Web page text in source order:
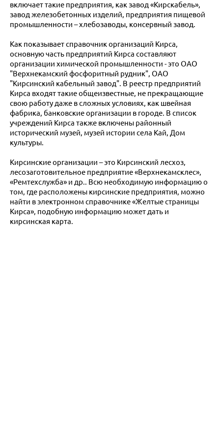
включает такие предприятия, как завод «Кирскабель»,
завод железобетонных изделий, предприятия пищевой
промышленности – хлебозаводы, консервный завод.
Как показывает справочник организаций Кирса,
основную часть предприятий Кирса составляют
организации химической промышленности - это ОАО
"Верхнекамский фосфоритный рудник", ОАО
"Кирсинский кабельный завод". В реестр предприятий
Кирса входят такие общеизвестные, не прекращающие
свою работу даже в сложных условиях, как швейная
фабрика, банковские организации в городе. В список
учреждений Кирса также включены районный
исторический музей, музей истории села Кай, Дом
культуры.
Кирсинские организации – это Кирсинский лесхоз,
лесозаготовительное предприятие «Верхнекамсклес»,
«Ремтехслужба» и др.. Всю необходимую информацию о
том, где расположены кирсинские предприятия, можно
найти в электронном справочнике «Желтые страницы
Кирса», подобную информацию может дать и
кирсинская карта.